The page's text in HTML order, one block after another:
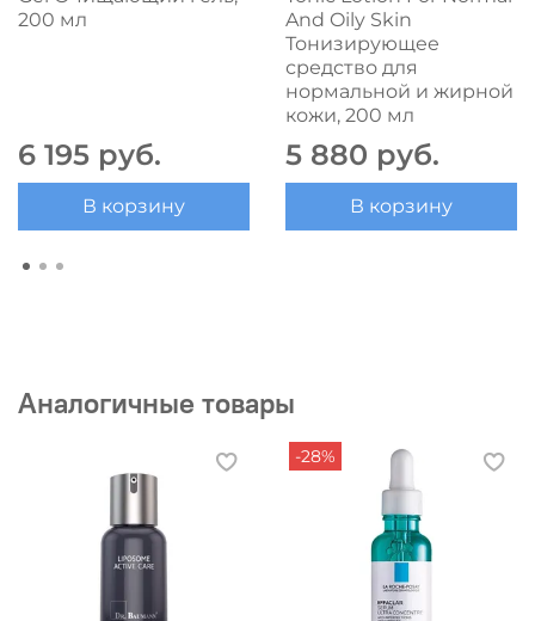
200 мл
6 195 руб.
В корзину
And Oily Skin
Тонизирующее
средство для
нормальной и жирной
кожи, 200 мл
5 880 руб.
В корзину
Аналогичные товары
-28%